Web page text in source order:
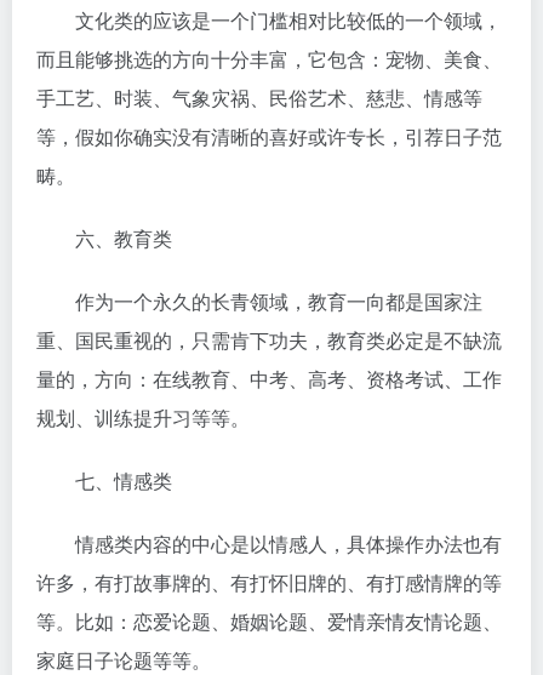
文化类的应该是一个门槛相对比较低的一个领域，
而且能够挑选的方向十分丰富，它包含：宠物、美食、
手工艺、时装、气象灾祸、民俗艺术、慈悲、情感等
等，假如你确实没有清晰的喜好或许专长，引荐日子范
畴。
六、教育类
作为一个永久的长青领域，教育一向都是国家注
重、国民重视的，只需肯下功夫，教育类必定是不缺流
量的，方向：在线教育、中考、高考、资格考试、工作
规划、训练提升习等等。
七、情感类
情感类内容的中心是以情感人，具体操作办法也有
许多，有打故事牌的、有打怀旧牌的、有打感情牌的等
等。比如：恋爱论题、婚姻论题、爱情亲情友情论题、
家庭日子论题等等。